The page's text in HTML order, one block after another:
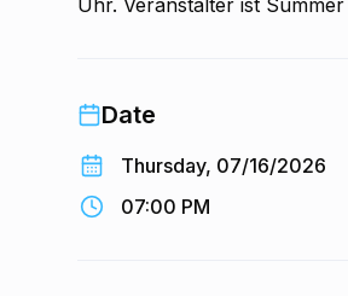
Uhr. Veranstalter ist
Date
Thursday, 07/16/2026
07:00 PM